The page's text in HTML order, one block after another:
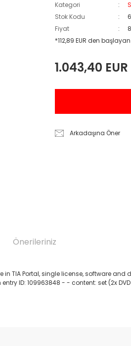
Kategori
Stok Kodu
Fiyat
*112,89 EUR den
1.043,40 EUR
Arkadaşına Öner
Önerileriniz
in TIA Portal, single license, software
ID: 109963848 - - content: set (2x DVD